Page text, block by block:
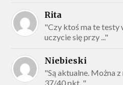
Rita
"Czy ktoś ma te testy
uczycie się przy ..."
Niebieski
"Są aktualne. Można
37/40 pkt. "